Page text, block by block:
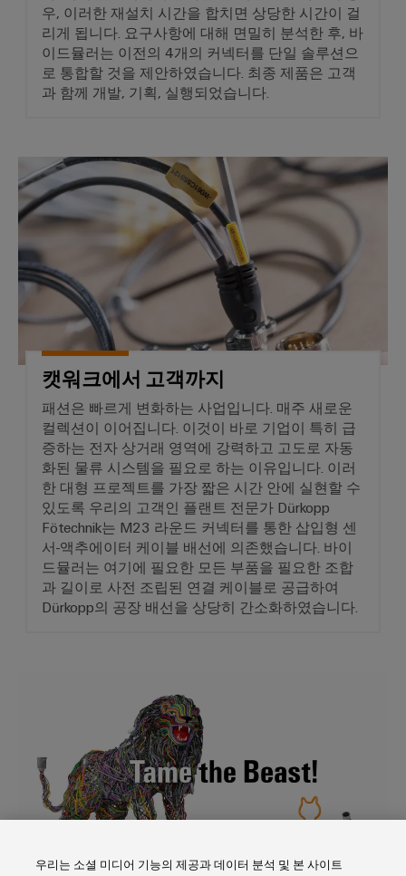
환경
제품
규정
준수
SCIP
및 PCF
선언서
간편하
운로드
드
러
성
기
직
관
적
이
고,
복
잡
하
지
않
으
며,
준
의
디
지
지
링
우, 이러한 재설치 시간을 합치면 상당한 시간이 걸
리게 됩니다. 요구사항에 대해 면밀히 분석한 후, 바
이드뮬러는 이전의 4개의 커넥터를 단일 솔루션으
로 통합할 것을 제안하였습니다. 최종 제품은 고객
과 함께 개발, 기획, 실행되었습니다.
캣워크에서 고객까지
캣워크에서 고객까지
패션은 빠르게 변화하는 사업입니다. 매주 새로운
컬렉션이 이어집니다. 이것이 바로 기업이 특히 급
증하는 전자 상거래 영역에 강력하고 고도로 자동
화된 물류 시스템을 필요로 하는 이유입니다. 이러
한 대형 프로젝트를 가장 짧은 시간 안에 실현할 수
있도록 우리의 고객인 플랜트 전문가 Dürkopp
Fötechnik는 M23 라운드 커넥터를 통한 삽입형 센
서-액추에이터 케이블 배선에 의존했습니다. 바이
드뮬러는 여기에 필요한 모든 부품을 필요한 조합
과 길이로 사전 조립된 연결 케이블로 공급하여
Dürkopp의 공장 배선을 상당히 간소화하였습니다.
우리는 소셜 미디어 기능의 제공과 데이터 분석 및 본 사이트